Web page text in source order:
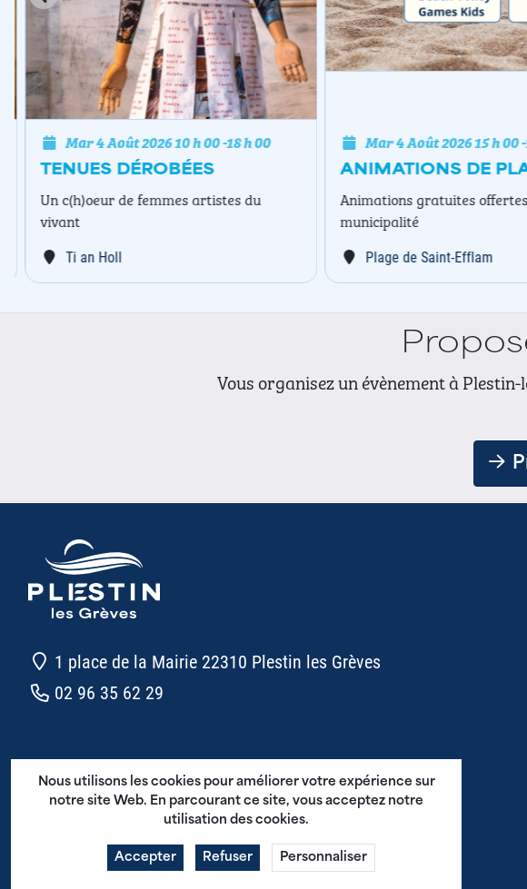
TENUES DÉROBÉES
Mar 4 Août 202610 h 00-18 h 00
Ti an Holl
Un c(h)oeur de femmes artistes du
vivant
ANIMATIONS DE
Mar 4 Août 202615 h 00-
Plage de Saint-Efflam
Animations gratuites offertes
municipalité
Vous organisez un évènement à
1 place de la Mairie 22310 Plestin les Grèves
02 96 35 62 29
CGU - Plestin en Poche
Mentions légales
Politique de confidentialité
Nous utilisons les cookies pour améliorer votre expérience sur
notre site Web. En parcourant ce site, vous acceptez notre
utilisation des cookies.
Accepter Refuser Personnaliser